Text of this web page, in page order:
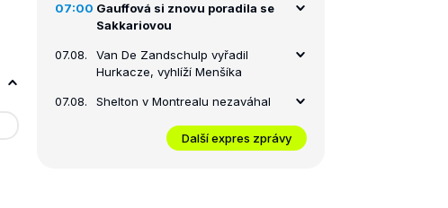
07:00 Gauffová si znovu poradila se
Sakkariovou
07.08.
Van De Zandschulp vyřadil
Hurkacze, vyhlíží Menšíka
07.08. Shelton v Montrealu nezaváhal
Další expres zprávy